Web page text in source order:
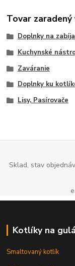
Tovar
Doplnky na
Kuchynské
Zaváranie
Doplnky ku
Lisy, Pasírovače
Sklad, stav
Kotlíky na
Smaltovaný kotlík